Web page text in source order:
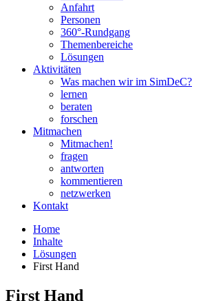
Anfahrt
Personen
360°-Rundgang
Themenbereiche
Lösungen
Aktivitäten
Was machen wir im SimDeC?
lernen
beraten
forschen
Mitmachen
Mitmachen!
fragen
antworten
kommentieren
netzwerken
Kontakt
Home
Inhalte
Lösungen
First Hand
First Hand